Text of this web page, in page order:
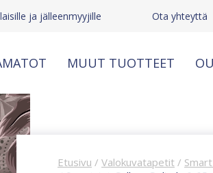
ja jälleenmyyjille Ota yhteyttä
MUUT TUOTTEET
Etusivu / Valokuvatapetit /